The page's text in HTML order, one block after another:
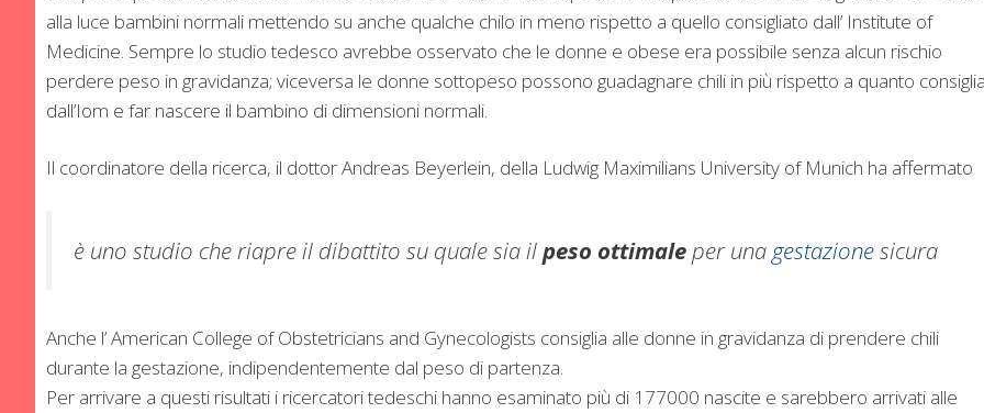
alla luce bambini normali mettendo su anche qualche chilo in meno rispetto a quello consigliato dall’ Institute of
Medicine. Sempre lo studio tedesco avrebbe osservato che le donne e obese era possibile senza alcun rischio
perdere peso in gravidanza; viceversa le donne sottopeso possono guadagnare chili in più rispetto a quanto
dall’Iom e far nascere il bambino di dimensioni normali.
Il coordinatore della ricerca, il dottor Andreas Beyerlein, della Ludwig Maximilians University of Munich ha affermato
è uno studio che riapre il dibattito su quale sia ilpeso ottimaleper unagestazionesicura
Anche l’ American College of Obstetricians and Gynecologists consiglia alle donne in gravidanza di prendere chili
durante la gestazione, indipendentemente dal peso di partenza.
Per arrivare a questi risultati i ricercatori tedeschi hanno esaminato più di 177000 nascite e sarebbero arrivati alle